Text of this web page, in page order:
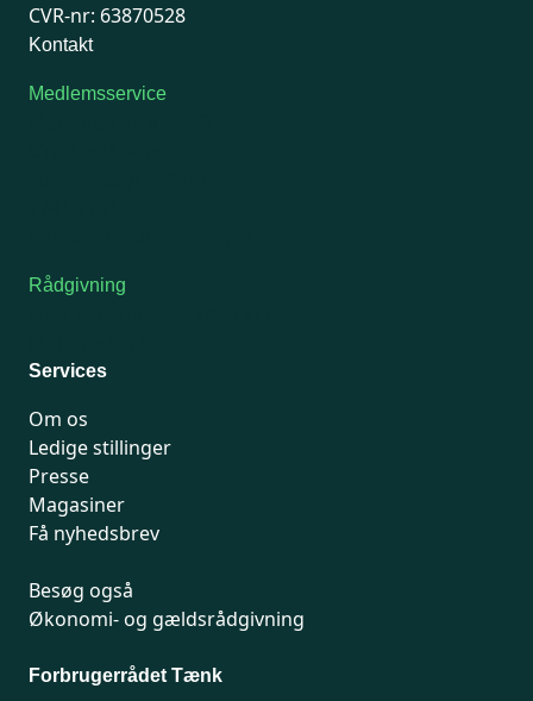
CVR-nr: 63870528
Kontakt
Medlemsservice
Rådgivning
Services
Om os
Ledige stillinger
Presse
Magasiner
Få nyhedsbrev
Besøg også
Økonomi- og gældsrådgivning
Forbrugerrådet Tænk